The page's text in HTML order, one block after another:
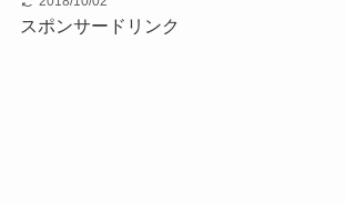
スポンサードリンク